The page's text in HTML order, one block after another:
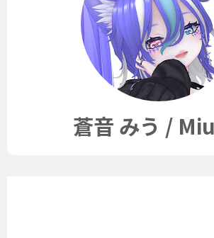
蒼音 みう /